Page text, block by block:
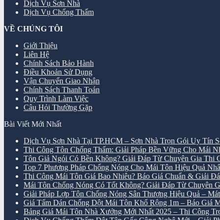
Dịch Vụ Sơn Nhà
Dịch Vụ Chống Thấm
VỀ CHÚNG TÔI
Giới Thiệu
Liên Hệ
Chính Sách Bảo Hành
Điều Khoản Sử Dụng
Vận Chuyển Giao Nhận
Chính Sách Thanh Toán
Quy Trình Làm Việc
Câu Hỏi Thường Gặp
Bài Viết Mới Nhất
Dịch Vụ Sơn Nhà Tại TP.HCM – Sơn Nhà Trọn Gói Uy Tín
Thi Công Tôn Chống Thấm: Giải Pháp Bền Vững Cho Mái
Tôn Giả Ngói Có Bền Không? Giải Đáp Từ Chuyên Gia Thi
Top 7 Phương Pháp Chống Nóng Cho Mái Tôn Hiệu Quả
Thi Công Mái Tôn Giá Bao Nhiêu? Báo Giá Chuẩn & Giải
Mái Tôn Chống Nóng Có Tốt Không? Giải Đáp Từ Chuyên
Giải Pháp Lợp Tôn Chống Nóng Sân Thượng Hiệu Quả –
Giá Tấm Dán Chống Dột Mái Tôn Khổ Rộng 1m – Báo Giá
Bảng Giá Mái Tôn Nhà Xưởng Mới Nhất 2025 – Thi Công